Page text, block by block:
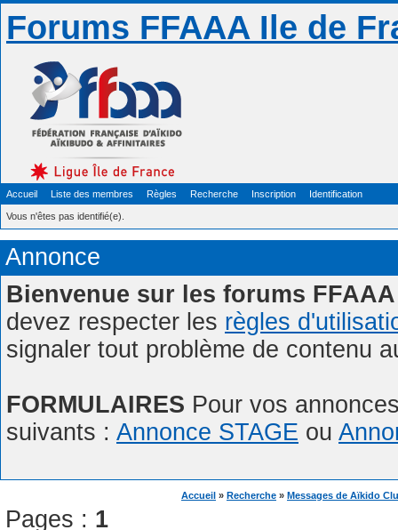
Forums FFAAA Ile de
Accueil Liste des membres Règles Recherche Inscription Identification
Vous n'êtes pas identifié(e).
Annonce
Bienvenue sur les forums FFAAA
devez respecter les règles
signaler tout problème de contenu
FORMULAIRES Pour vos
suivants : Annonce STAGE ou
Accueil » Recherche » Messages de Aïkido
Pages : 1